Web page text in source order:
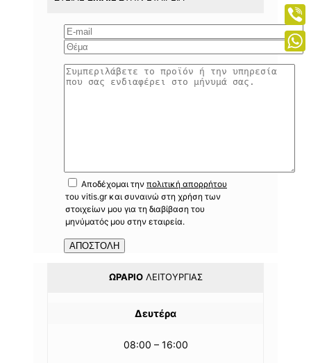
Αποδέχομαι την πολιτική απορρήτου
του vitis.gr και συναινώ στη χρήση των
στοιχείων μου για τη διαβίβαση του
μηνύματός μου στην εταιρεία.
ΩΡΆΡΙΟΛΕΙΤΟΥΡΓΊΑΣ
Δευτέρα
08:00 – 16:00
Viber